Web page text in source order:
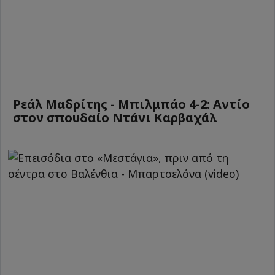
Ρεάλ Μαδρίτης - Μπιλμπάο 4-2: Αντίο
στον σπουδαίο Ντάνι Καρβαχάλ